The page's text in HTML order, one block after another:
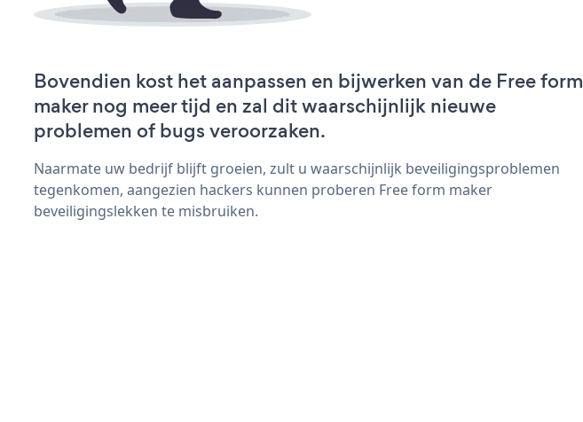
Bovendien kost het aanpassen en bijwerken van de Free form
maker nog meer tijd en zal dit waarschijnlijk nieuwe
problemen of bugs veroorzaken.
Naarmate uw bedrijf blijft groeien, zult u waarschijnlijk beveiligingsproblemen
tegenkomen, aangezien hackers kunnen proberen Free form maker
beveiligingslekken te misbruiken.